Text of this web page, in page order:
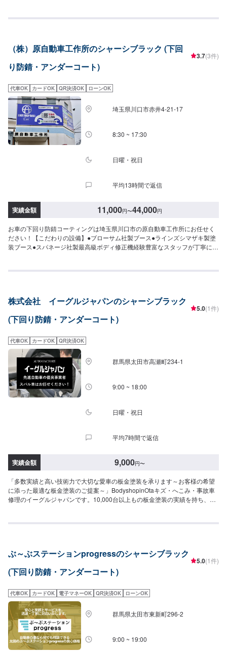
動車の修理に対応アサカワ自動車は、ハイブリット車・電気自動車の取扱工
格を持ったプロのスタッフが、あなたのお車を隅々までチェック、メンテナ
ンスします。\代車について/作業中は代車をお出しすることも可能ですので、
ご希望の方はお気軽にお申し付けください。※燃料代はお客さま負担となりま
（株）原自動車工作所のシャーシブラック (下回
り防錆・アンダーコート)
3.7(3件)
代車OK カードOK QR決済OK ローンOK
埼玉県川口市赤井4-21-17
8:30 ~ 17:30
日曜・祝日
平均13時間で返信
実績金額 11,000円〜44,000円
お車の下回り防錆コーティングは埼玉県川口市の原自動車工作所にお任せく
ださい！【こだわりの設備】●ブローサム社製ブース●ラインズシマザキ製塗
装ブース●スパネージ社製最高級ボディ修正機経験豊富なスタッフが丁寧に仕
について】無料代車（無保険時）を24台ご用意しております。燃料代はお客
株式会社 イーグルジャパンのシャーシブラック
(下回り防錆・アンダーコート)
5.0(1件)
代車OK カードOK QR決済OK
群馬県太田市高瀬町234-1
9:00 ~ 18:00
日曜・祝日
平均7時間で返信
実績金額 9,000円〜
「多数実績と高い技術力で大切な愛車の板金塗装を承ります～お客様の希望
に添った最適な板金塗装のご提案～」BodyshopinOtaキズ・へこみ・事故車
修理のイーグルジャパンです。10,000台以上もの板金塗装の実績を持ち、太
にお客様の大切な思い出を乗せた日常を彩る大切な相棒であり、熟練の職人
した上で、長年培った技術力を駆使して最適な方法のご提案をさせていただ
きます。スバル車に関しましては他社様でお断りされる様な内容でも承って
います。ぜひ、お問い合わせください！--------------------------------------------------
だければ作業開始【4】仕上がり次第納車-----納期について-----納期は通常2~3
日程度で納車となります。納期は前後する場合がございます。予め、ご了承
ください。-----パーツ持ち込みについて-----パーツの持ち込み可能です。オフ
ァーにて詳細をお願い致します。-----代車について-----無料の代車をご用意し
ています。お車の作業中は代車をご利用ください。※代車の燃料代はお客様に
ご負担いただいております。-----ご来店時の注意、受付方法-----当工場は竹の
くら様を過ぎ左手にMMM様の看板がある所を右折していただければ工場があ
ぶ～ぶステーションprogressのシャーシブラック
(下回り防錆・アンダーコート)
5.0(1件)
代車OK カードOK 電子マネーOK QR決済OK ローンOK
群馬県太田市東新町296-2
9:00 ~ 19:00